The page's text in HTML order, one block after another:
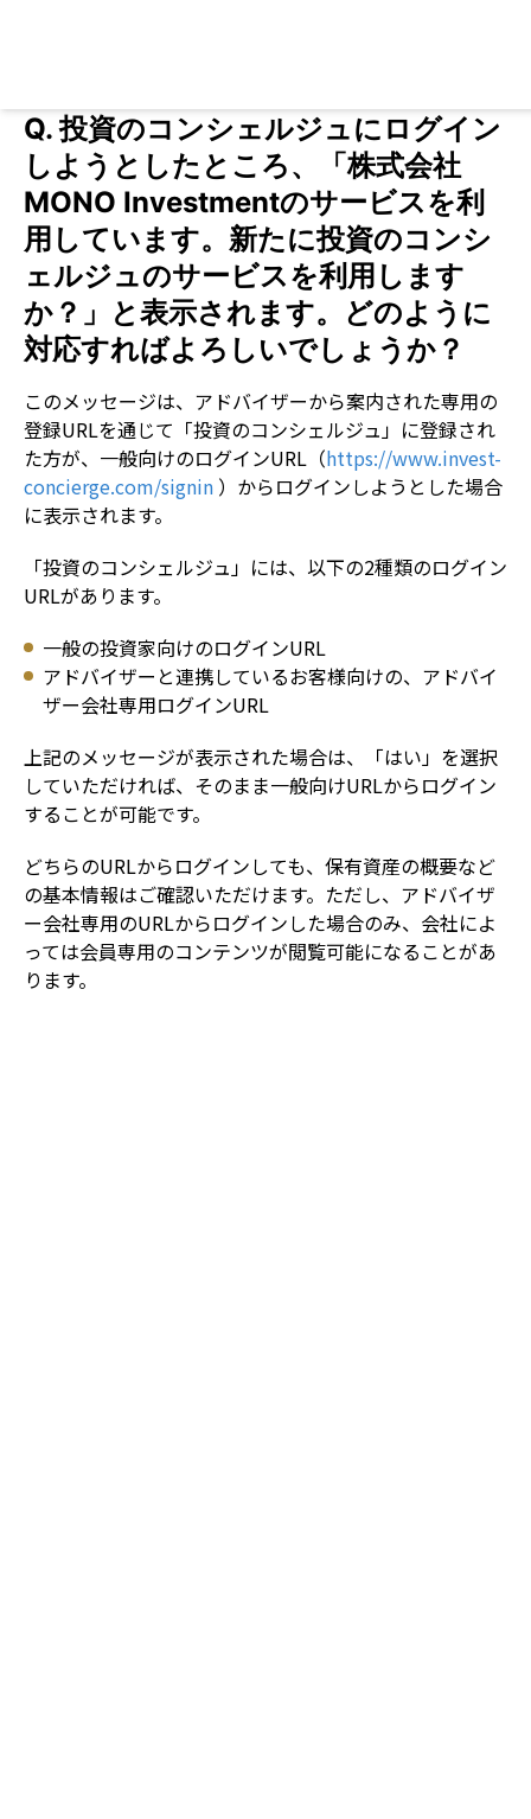
Q.投資のコンシェルジュにログイン
しようとしたところ、「株式会社
MONO Investmentのサービスを利
用しています。新たに投資のコンシ
ェルジュのサービスを利用します
か？」と表示されます。どのように
対応すればよろしいでしょうか？
このメッセージは、アドバイザーから案内された専用の
登録URLを通じて「投資のコンシェルジュ」に登録され
た方が、一般向けのログインURL（https://www.invest-
concierge.com/signin ）からログインしようとした場合
に表示されます。
「投資のコンシェルジュ」には、以下の2種類のログイン
URLがあります。
一般の投資家向けのログインURL
アドバイザーと連携しているお客様向けの、アドバイ
ザー会社専用ログインURL
上記のメッセージが表示された場合は、「はい」を選択
していただければ、そのまま一般向けURLからログイン
することが可能です。
どちらのURLからログインしても、保有資産の概要など
の基本情報はご確認いただけます。ただし、アドバイザ
ー会社専用のURLからログインした場合のみ、会社によ
っては会員専用のコンテンツが閲覧可能になることがあ
ります。